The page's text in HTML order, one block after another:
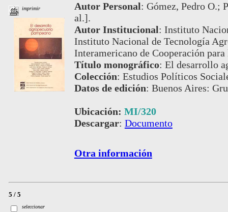
imprimir Autor Personal: Gómez, Pedro O.;
al.].
Autor Institucional: Instituto
Instituto Nacional de Tecnología
Interamericano de Cooperación
Título monográfico: El desarrollo
Colección: Estudios Políticos
Datos de edición: Buenos Aires:
Ubicación: MI/320
Descargar: Documento
Otra información
5 / 5
seleccionar